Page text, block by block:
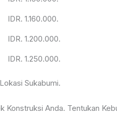
IDR. 1.160.000.
IDR. 1.200.000.
IDR. 1.250.000.
Sukabumi.
Anda. Tentukan